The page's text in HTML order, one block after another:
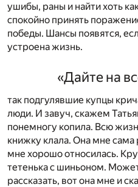
ушибы, раны и найти хоть
спокойно принять
победы. Шансы появятся,
устроена жизнь.
«Дайте на
так подгулявшие купцы
люди. И завуч, скажем
понемногу копила. Всю
книжку клала. Она мне сама
мне хорошо относилась.
тетенька с шиньоном.
рассказать, вот она мне и